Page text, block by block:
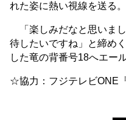
れた姿に熱い視線を送る。
「楽しみだなと思いま
待したいですね」と締め
した竜の背番号18へエー
☆協力：フジテレビONE